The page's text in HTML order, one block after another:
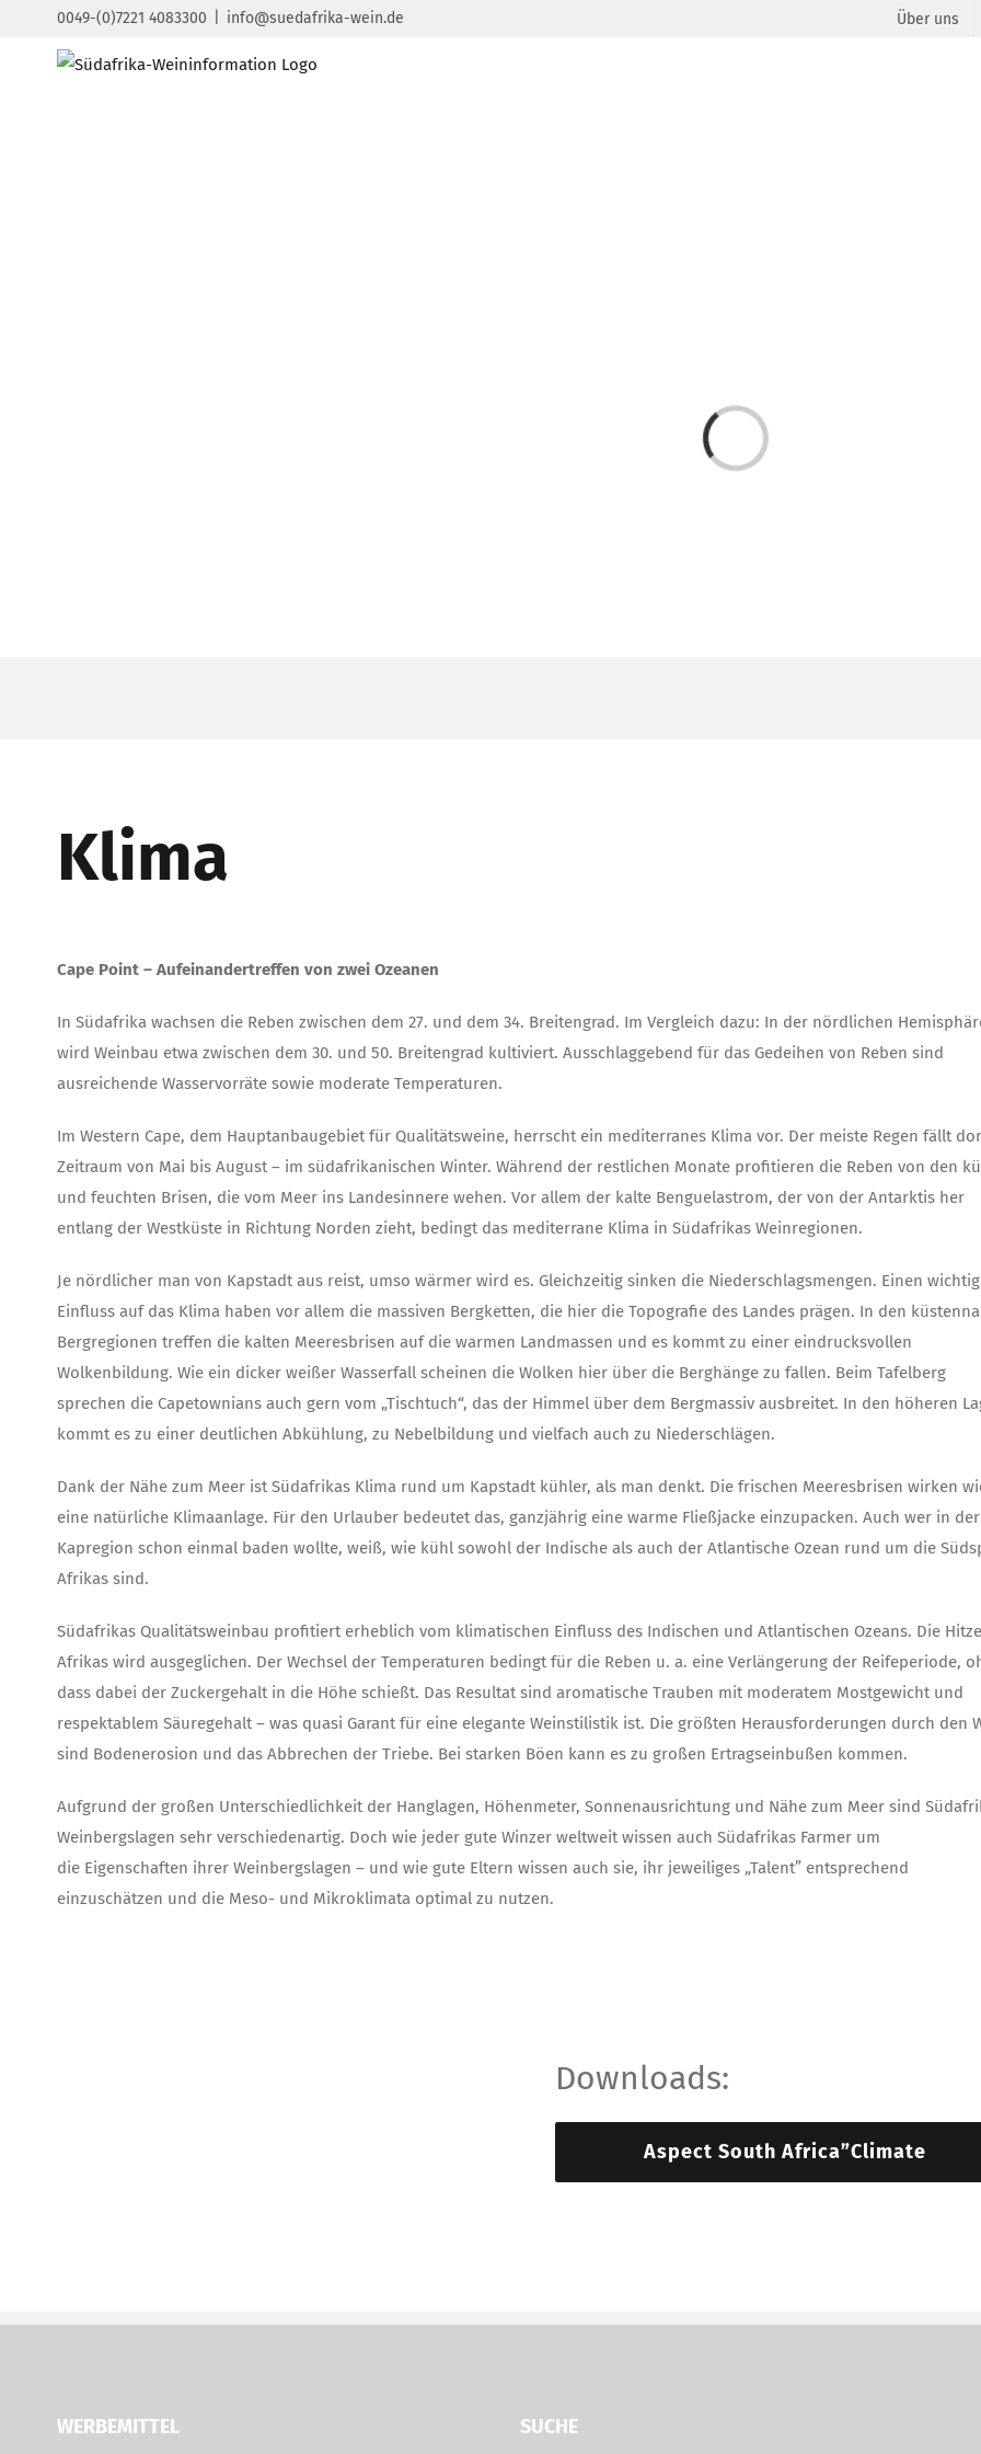
0049-(0)7221 4083300 info@suedafrika-wein.de Über uns
Laden...
Klima
Cape Point – Aufeinandertreffen von zwei Ozeanen
In Südafrika wachsen die Reben zwischen dem 27. und dem 34. Breitengrad. Im Vergleich dazu: In der nördlichen
wird Weinbau etwa zwischen dem 30. und 50. Breitengrad kultiviert. Ausschlaggebend für das Gedeihen von Reben sind
ausreichende Wasservorräte sowie moderate Temperaturen.
Im Western Cape, dem Hauptanbaugebiet für Qualitätsweine, herrscht ein mediterranes Klima vor. Der meiste Regen fällt
Zeitraum von Mai bis August – im südafrikanischen Winter. Während der restlichen Monate profitieren die Reben von den
und feuchten Brisen, die vom Meer ins Landesinnere wehen. Vor allem der kalte Benguelastrom, der von der Antarktis her
entlang der Westküste in Richtung Norden zieht, bedingt das mediterrane Klima in Südafrikas Weinregionen.
Je nördlicher man von Kapstadt aus reist, umso wärmer wird es. Gleichzeitig sinken die Niederschlagsmengen. Einen
Einfluss auf das Klima haben vor allem die massiven Bergketten, die hier die Topografie des Landes prägen. In den
Bergregionen treffen die kalten Meeresbrisen auf die warmen Landmassen und es kommt zu einer eindrucksvollen
Wolkenbildung. Wie ein dicker weißer Wasserfall scheinen die Wolken hier über die Berghänge zu fallen. Beim Tafelberg
sprechen die Capetownians auch gern vom „Tischtuch“, das der Himmel über dem Bergmassiv ausbreitet. In den höheren
kommt es zu einer deutlichen Abkühlung, zu Nebelbildung und vielfach auch zu Niederschlägen.
Dank der Nähe zum Meer ist Südafrikas Klima rund um Kapstadt kühler, als man denkt. Die frischen Meeresbrisen wirken
eine natürliche Klimaanlage. Für den Urlauber bedeutet das, ganzjährig eine warme Fließjacke einzupacken. Auch wer in der
Kapregion schon einmal baden wollte, weiß, wie kühl sowohl der Indische als auch der Atlantische Ozean rund um die
Afrikas sind.
Südafrikas Qualitätsweinbau profitiert erheblich vom klimatischen Einfluss des Indischen und Atlantischen Ozeans. Die Hitze
Afrikas wird ausgeglichen. Der Wechsel der Temperaturen bedingt für die Reben u. a. eine Verlängerung der Reifeperiode,
dass dabei der Zuckergehalt in die Höhe schießt. Das Resultat sind aromatische Trauben mit moderatem Mostgewicht und
respektablem Säuregehalt – was quasi Garant für eine elegante Weinstilistik ist. Die größten Herausforderungen durch den
sind Bodenerosion und das Abbrechen der Triebe. Bei starken Böen kann es zu großen Ertragseinbußen kommen.
Aufgrund der großen Unterschiedlichkeit der Hanglagen, Höhenmeter, Sonnenausrichtung und Nähe zum Meer sind
Weinbergslagen sehr verschiedenartig. Doch wie jeder gute Winzer weltweit wissen auch Südafrikas Farmer um
die Eigenschaften ihrer Weinbergslagen – und wie gute Eltern wissen auch sie, ihr jeweiliges „Talent” entsprechend
einzuschätzen und die Meso- und Mikroklimata optimal zu nutzen.
Downloads:
Aspect South Africa”Climate
WERBEMITTEL SUCHE